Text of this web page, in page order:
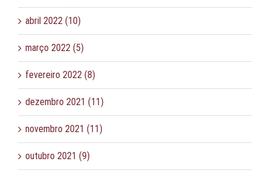
abril 2022 (10)
março 2022 (5)
fevereiro 2022 (8)
dezembro 2021 (11)
novembro 2021 (11)
outubro 2021 (9)